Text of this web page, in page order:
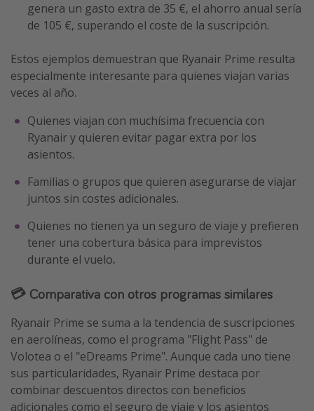
genera un gasto extra de 35 €, el ahorro anual sería
de 105 €, superando el coste de la suscripción.
Estos ejemplos demuestran que Ryanair Prime resulta
especialmente interesante para quienes viajan varias
veces al año.
Quienes viajan con muchísima frecuencia con
Ryanair y quieren evitar pagar extra por los
asientos.
Familias o grupos que quieren asegurarse de viajar
juntos sin costes adicionales.
Quienes no tienen ya un seguro de viaje y prefieren
tener una cobertura básica para imprevistos
durante el vuelo.
💳 Comparativa con otros programas similares
Ryanair Prime se suma a la tendencia de suscripciones
en aerolíneas, como el programa "Flight Pass" de
Volotea o el "eDreams Prime". Aunque cada uno tiene
sus particularidades, Ryanair Prime destaca por
combinar descuentos directos con beneficios
adicionales como el seguro de viaje y los asientos